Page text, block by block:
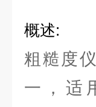
概述:
粗糙度
一，适